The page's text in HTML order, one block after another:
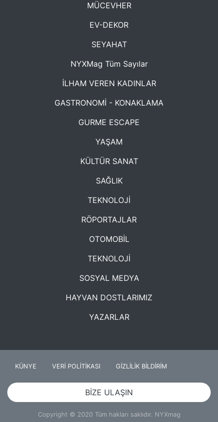
MÜCEVHER
EV-DEKOR
SEYAHAT
NYXMag Tüm Sayılar
İLHAM VEREN KADINLAR
GASTRONOMİ - KONAKLAMA
GURME ESCAPE
YAŞAM
KÜLTÜR SANAT
SAĞLIK
TEKNOLOJİ
RÖPORTAJLAR
OTOMOBİL
TEKNOLOJİ
SOSYAL MEDYA
HAYVAN DOSTLARIMIZ
YAZARLAR
KÜNYE VERİ POLİTİKASI GİZLİLİK BİLDİRİM
BİZE ULAŞIN
Copyright © 2020 Tüm hakları saklıdır. NYXmag